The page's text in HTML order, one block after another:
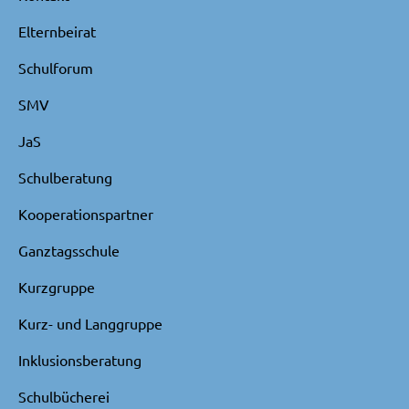
Elternbeirat
Schulforum
SMV
JaS
Schulberatung
Kooperationspartner
Ganztagsschule
Kurzgruppe
Kurz- und Langgruppe
Inklusionsberatung
Schulbücherei